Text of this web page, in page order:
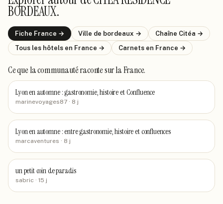
BORDEAUX.
Fiche France → Ville de bordeaux → Chaîne Citéa →
Tous les hôtels en France → Carnets en France →
Ce que la communauté racontesur la France.
Lyon en automne : gastronomie, histoire et Confluence
marinevoyages87 · 8 j
Lyon en automne : entre gastronomie, histoire et confluences
marcaventures · 8 j
un petit coin de paradis
sabric · 15 j